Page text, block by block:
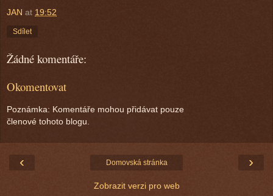
JAN at 19:52
Sdílet
Žádné komentáře:
Okomentovat
Poznámka: Komentáře mohou přidávat pouze
členové tohoto blogu.
‹ ›
Domovská stránka
Zobrazit verzi pro web